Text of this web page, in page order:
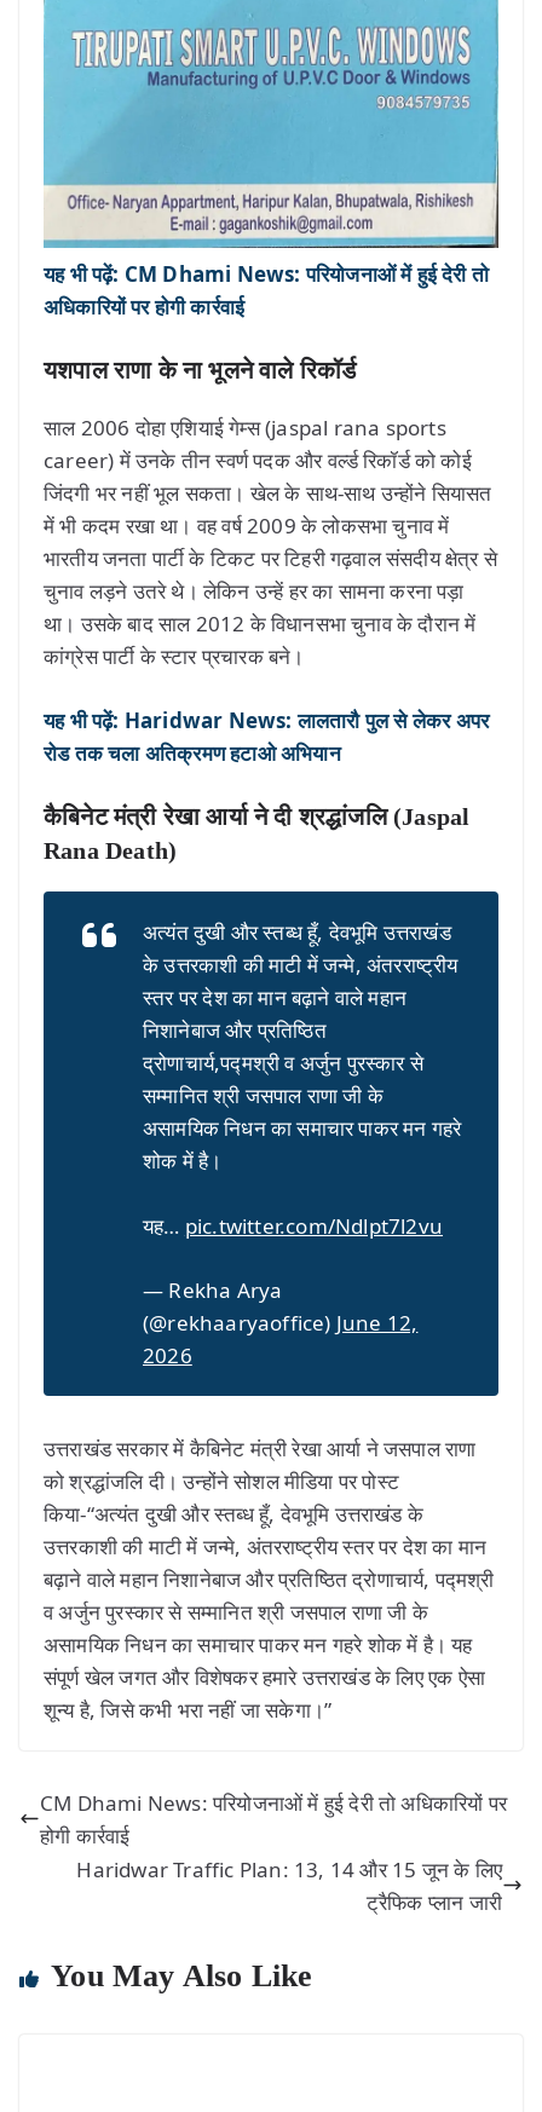
यह भी पढ़ें: CM Dhami News: परियोजनाओं में हुई देरी तो
अधिकारियों पर होगी कार्रवाई
यशपाल राणा के ना भूलने वाले रिकॉर्ड
साल 2006 दोहा एशियाई गेम्स (jaspal rana sports
career) में उनके तीन स्वर्ण पदक और वर्ल्ड रिकॉर्ड को कोई
जिंदगी भर नहीं भूल सकता। खेल के साथ-साथ उन्होंने सियासत
में भी कदम रखा था। वह वर्ष 2009 के लोकसभा चुनाव में
भारतीय जनता पार्टी के टिकट पर टिहरी गढ़वाल संसदीय क्षेत्र से
चुनाव लड़ने उतरे थे। लेकिन उन्हें हर का सामना करना पड़ा
था। उसके बाद साल 2012 के विधानसभा चुनाव के दौरान में
कांग्रेस पार्टी के स्टार प्रचारक बने।
यह भी पढ़ें: Haridwar News: लालतारौ पुल से लेकर अपर
रोड तक चला अतिक्रमण हटाओ अभियान
कैबिनेट मंत्री रेखा आर्या ने दी श्रद्धांजलि (Jaspal
Rana Death)
अत्यंत दुखी और स्तब्ध हूँ, देवभूमि उत्तराखंड
के उत्तरकाशी की माटी में जन्मे, अंतरराष्ट्रीय
स्तर पर देश का मान बढ़ाने वाले महान
निशानेबाज और प्रतिष्ठित
द्रोणाचार्य,पद्मश्री व अर्जुन पुरस्कार से
सम्मानित श्री जसपाल राणा जी के
असामयिक निधन का समाचार पाकर मन गहरे
शोक में है।
यह… pic.twitter.com/Ndlpt7l2vu
— Rekha Arya
(@rekhaaryaoffice) June 12,
2026
उत्तराखंड सरकार में कैबिनेट मंत्री रेखा आर्या ने जसपाल राणा
को श्रद्धांजलि दी। उन्होंने सोशल मीडिया पर पोस्ट
किया-“अत्यंत दुखी और स्तब्ध हूँ, देवभूमि उत्तराखंड के
उत्तरकाशी की माटी में जन्मे, अंतरराष्ट्रीय स्तर पर देश का मान
बढ़ाने वाले महान निशानेबाज और प्रतिष्ठित द्रोणाचार्य, पद्मश्री
व अर्जुन पुरस्कार से सम्मानित श्री जसपाल राणा जी के
असामयिक निधन का समाचार पाकर मन गहरे शोक में है। यह
संपूर्ण खेल जगत और विशेषकर हमारे उत्तराखंड के लिए एक ऐसा
शून्य है, जिसे कभी भरा नहीं जा सकेगा।”
CM Dhami News: परियोजनाओं में हुई देरी तो अधिकारियों पर
होगी कार्रवाई
Haridwar Traffic Plan: 13, 14 और 15 जून के लिए
ट्रैफिक प्लान जारी
You May Also Like